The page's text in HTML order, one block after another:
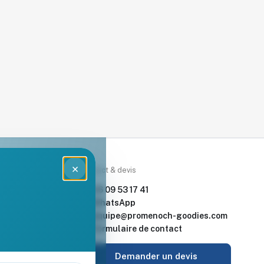
× Contact & devis
06 09 53 17 41
WhatsApp
equipe@promenoch-goodies.com
Formulaire de contact
Demander un devis